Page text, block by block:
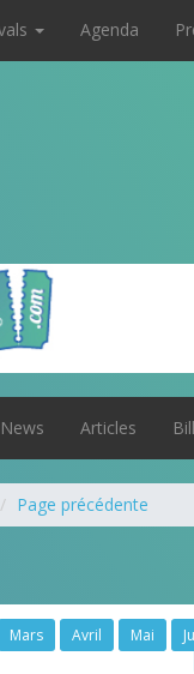
Agenda
News Articles
Page précédente
Mars Avril Mai